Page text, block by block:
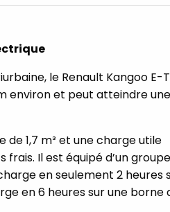
le Renault Kangoo E-
environ et peut atteindre une
1,7 m³ et une charge utile
Il est équipé d’un groupe
en seulement 2 heures
en 6 heures sur une borne